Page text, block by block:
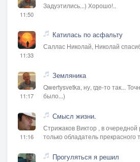
11:50
Задуэтились...) Хорошо!..
11:33
Катилась по асфальту
Саллас Николай, Николай
11:17
Земляника
Qwertysvetka, ну, где-то так...
было...)
11:16
Смысл жизни.
Стрижаков Виктор , в
только обладатель прекрасного
Прогуляться я решил